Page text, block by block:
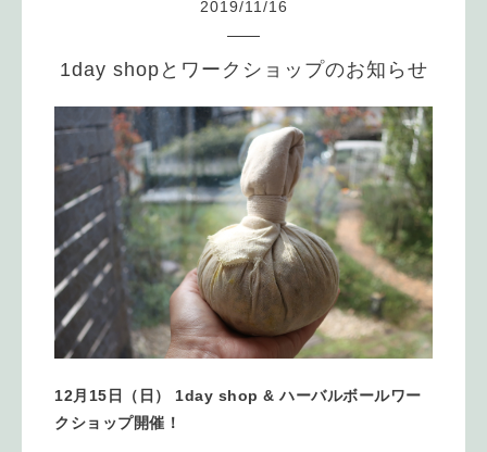
2019/11 /16
1day shopとワークショップのお知らせ
12月15日（日） 1day shop & ハーバルボールワー
クショップ開催！